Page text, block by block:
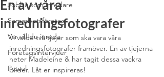
Jobba som inredare
Samarbetsföretag
Var vill du inreda
Företagsintervjuer
Pyssel
En av våra
inredningsfotografer
Vi valde två tjejer som ska vara våra
inredningsfotografer framöver. En av tjejerna
heter Madeleine & har tagit dessa vackra
bilder. Låt er inspireras!